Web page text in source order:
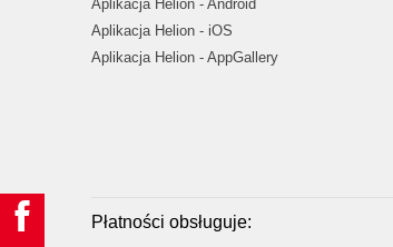
Aplikacja Helion - Android
Aplikacja Helion - iOS
Aplikacja Helion - AppGallery
Płatności obsługuje: